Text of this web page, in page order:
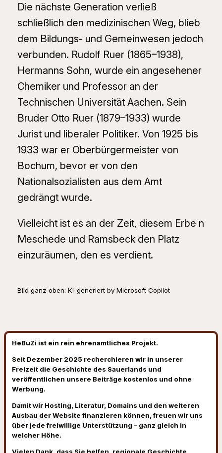
Die nächste Generation verließ
schließlich den medizinischen Weg, blieb
dem Bildungs- und Gemeinwesen jedoch
verbunden. Rudolf Ruer (1865–1938),
Hermanns Sohn, wurde ein angesehener
Chemiker und Professor an der
Technischen Universität Aachen. Sein
Bruder Otto Ruer (1879–1933) wurde
Jurist und liberaler Politiker. Von 1925 bis
1933 war er Oberbürgermeister von
Bochum, bevor er von den
Nationalsozialisten aus dem Amt
gedrängt wurde.
Vielleicht ist es an der Zeit, diesem Erbe n
Meschede und Ramsbeck den Platz
einzuräumen, den es verdient.
Bild ganz oben: KI-generiert by Microsoft Copilot
HeBuZi ist ein rein ehrenamtliches Projekt.
Seit Dezember 2025 recherchieren wir in unserer
Freizeit die Geschichte des Sauerlands und
veröffentlichen unsere Beiträge kostenlos und ohne
Werbung.
Damit wir Hosting, Literatur, Domains und den weiteren
Ausbau der Website finanzieren können, freuen wir uns
über jede freiwillige Unterstützung – ganz gleich in
welcher Höhe.